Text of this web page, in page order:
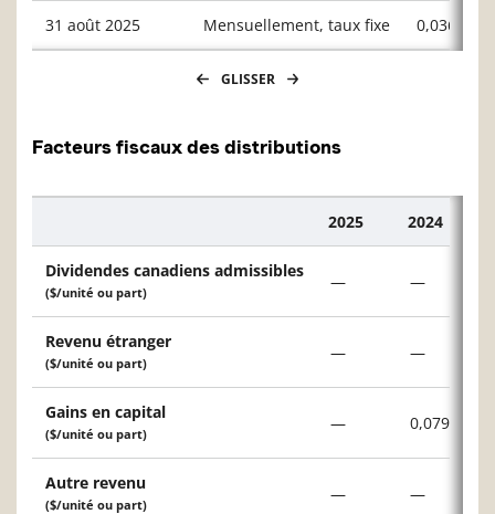
31 août 2025 Mensuellement, taux fixe 0,03642
GLISSER
Facteurs fiscaux des distributions
2025 2024
Dividendes canadiens admissibles
($/unité ou part)
— —
Revenu étranger
($/unité ou part)
— —
Gains en capital
($/unité ou part)
— 0,079 $
Autre revenu
($/unité ou part)
— —